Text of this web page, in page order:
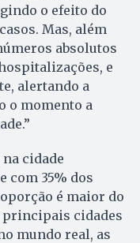
o efeito do
Mas, além
absolutos
e
alertando a
o momento a
cidade
com 35% dos
é maior do
principais cidades
mundo real, as